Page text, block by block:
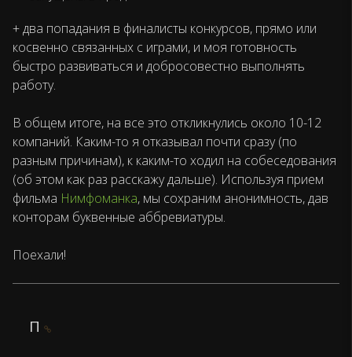
+ два попадания в финалисты конкурсов, прямо или
косвенно связанных с играми, и моя готовность
быстро развиваться и добросовестно выполнять
работу.
В общем итоге, на все это откликнулись около 10-12
компаний. Каким-то я отказывал почти сразу (по
разным причинам), к каким-то ходил на собеседования
(об этом как раз расскажу дальше). Используя прием
фильма Нимфоманка, мы сохраним анонимность, дав
конторам буквенные аббревиатуры.
Поехали!
П